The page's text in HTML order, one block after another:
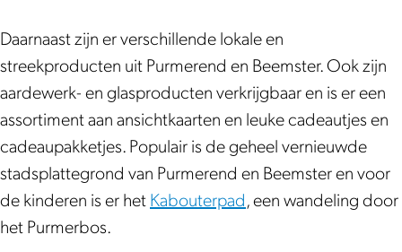
r
m
e
r
e
n
d
P
u
r
m
e
r
e
n
l
P
u
r
m
e
e
r
m
e
r
e
n
d
e
l
P
u
r
m
e
Daarnaast zijn er verschillende lokale en
streekproducten uit Purmerend en Beemster. Ook zijn
aardewerk- en glasproducten verkrijgbaar en is er een
assortiment aan ansichtkaarten en leuke cadeautjes en
cadeaupakketjes. Populair is de geheel vernieuwde
stadsplattegrond van Purmerend en Beemster en voor
de kinderen is er het Kabouterpad, een wandeling door
het Purmerbos.